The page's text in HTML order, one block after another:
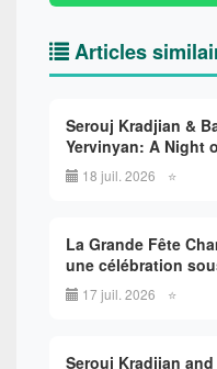
Articles
Serouj Kradjian &
Yervinyan: A Night
18 juil. 2026 ⭐
La Grande Fête
une célébration
17 juil. 2026 ⭐
Serouj Kradjian